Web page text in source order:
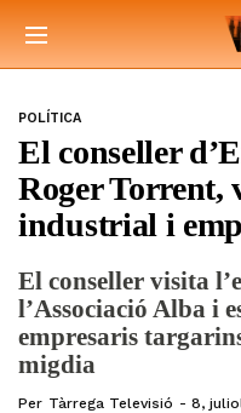
POLÍTICA
El conseller
Roger Torrent,
industrial i
El conseller visita
l’Associació Alba i
empresaris
migdia
Per Tàrrega Televisió 8,